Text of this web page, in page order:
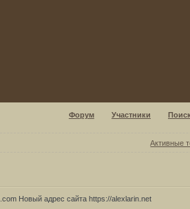
Форум Участники
Активные
Новый адрес сайта https://alexlarin.net